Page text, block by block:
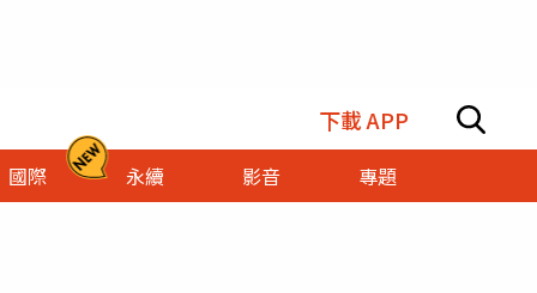
下載 APP
國際 永續 影音 專題